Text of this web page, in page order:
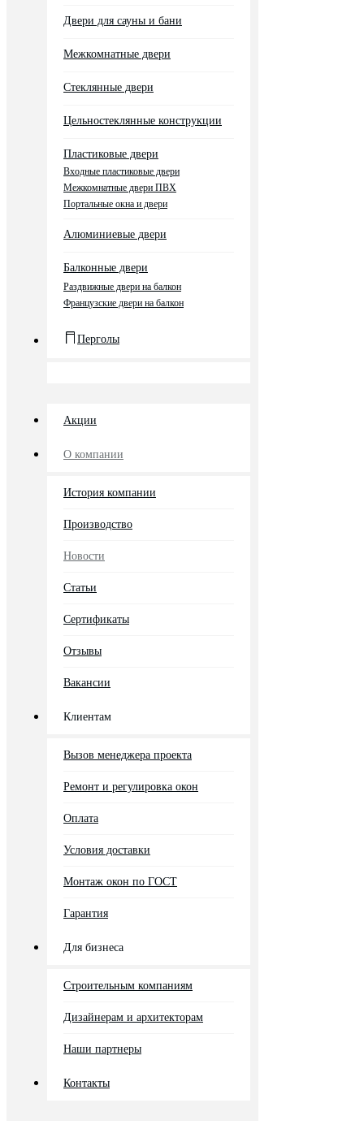
Двери для сауны и бани
Межкомнатные двери
Стеклянные двери
Цельностеклянные конструкции
Пластиковые двери
Входные пластиковые двери
Межкомнатные двери ПВХ
Портальные окна и двери
Алюминиевые двери
Балконные двери
Раздвижные двери на балкон
Французские двери на балкон
Перголы
Акции
О компании
История компании
Производство
Новости
Статьи
Сертификаты
Отзывы
Вакансии
Клиентам
Вызов менеджера проекта
Ремонт и регулировка окон
Оплата
Условия доставки
Монтаж окон по ГОСТ
Гарантия
Для бизнеса
Строительным компаниям
Дизайнерам и архитекторам
Наши партнеры
Контакты